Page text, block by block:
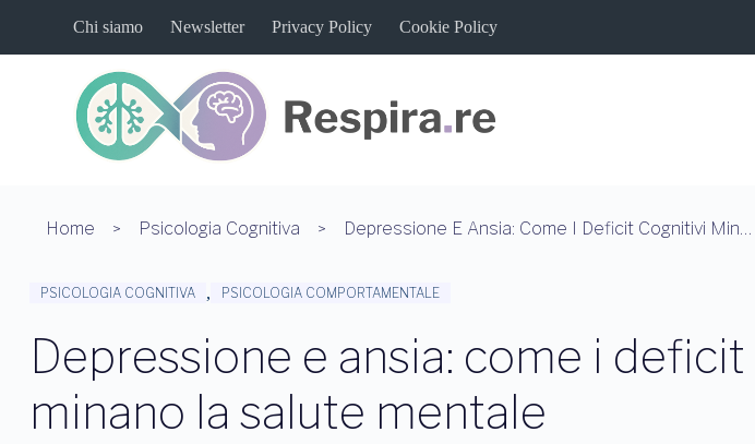
l
Chi siamo Newsletter Privacy Policy Cookie Policy
Home Psicologia Cognitiva Depressione E Ansia: Come I Deficit Cognitivi Minano La Salute Mentale
PSICOLOGIA COGNITIVA , PSICOLOGIA COMPORTAMENTALE
Depressione e ansia: come i
minano la salute mentale